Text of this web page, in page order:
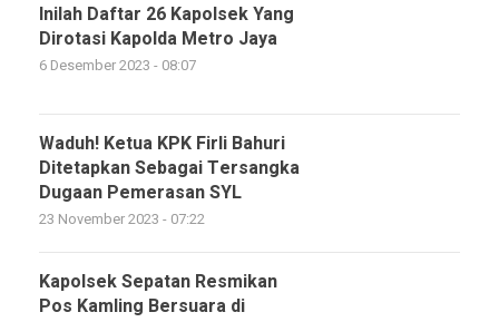
Inilah Daftar 26 Kapolsek Yang
Dirotasi Kapolda Metro Jaya
6 Desember 2023 - 08:07
Waduh! Ketua KPK Firli Bahuri
Ditetapkan Sebagai Tersangka
Dugaan Pemerasan SYL
23 November 2023 - 07:22
Kapolsek Sepatan Resmikan
Pos Kamling Bersuara di